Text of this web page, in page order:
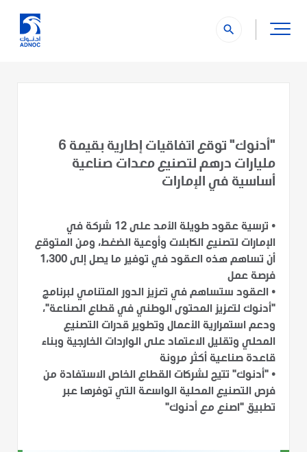
search
"أدنوك" توقع اتفاقيات إطارية بقيمة 6
مليارات درهم لتصنيع معدات صناعية
أساسية في الإمارات
•
ترسية عقود طويلة الأمد على 12 شركة في
الإمارات لتصنيع الكابلات وأوعية الضغط، ومن المتوقع
أن تساهم هذه العقود في توفير ما يصل إلى 1،300
فرصة عمل
• العقود ستساهم في تعزيز الدور المتنامي لبرنامج
"أدنوك لتعزيز المحتوى الوطني في قطاع الصناعة"،
ودعم استمرارية الأعمال وتطوير قدرات التصنيع
المحلي وتقليل الاعتماد على الواردات الخارجية وبناء
قاعدة صناعية أكثر مرونة
• "أدنوك" تتيح لشركات القطاع الخاص الاستفادة من
فرص التصنيع المحلية الواسعة التي توفرها عبر
تطبيق "اصنع مع أدنوك"